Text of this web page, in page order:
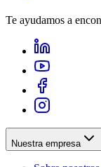
Te ayudamos a
Nuestra empresa